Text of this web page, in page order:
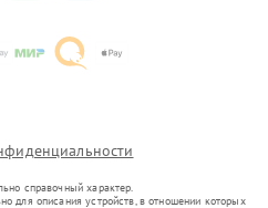
справочный характер.
для описания устройств, в отношении которых